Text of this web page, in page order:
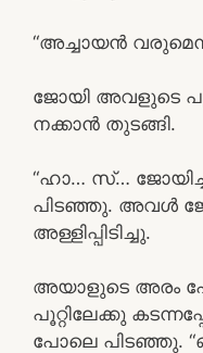
“അച്ചായൻ
ജോയി അവളുടെ
നക്കാൻ തുടങ്ങി.
“ഹാ… സ്…
പിടഞ്ഞു. അവൾ
അള്ളിപ്പിടിച്ചു.
അയാളുടെ അരം
പൂറ്റിലേക്കു
പോലെ പിടഞ്ഞു.